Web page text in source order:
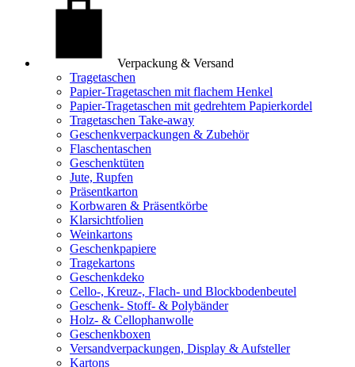
Verpackung & Versand
Tragetaschen
Papier-Tragetaschen mit flachem Henkel
Papier-Tragetaschen mit gedrehtem Papierkordel
Tragetaschen Take-away
Geschenkverpackungen & Zubehör
Flaschentaschen
Geschenktüten
Jute, Rupfen
Präsentkarton
Korbwaren & Präsentkörbe
Klarsichtfolien
Weinkartons
Geschenkpapiere
Tragekartons
Geschenkdeko
Cello-, Kreuz-, Flach- und Blockbodenbeutel
Geschenk- Stoff- & Polybänder
Holz- & Cellophanwolle
Geschenkboxen
Versandverpackungen, Display & Aufsteller
Kartons